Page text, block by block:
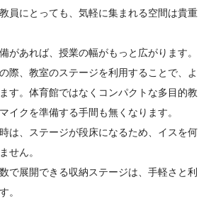
員にとっても、気軽に集まれる空間は貴重
があれば、授業の幅がもっと広がります。
際、教室のステージを利用することで、よ
す。体育館ではなくコンパクトな多目的教
イクを準備する手間も無くなります。
は、ステージが段床になるため、イスを何
せん。
で展開できる収納ステージは、手軽さと利
。